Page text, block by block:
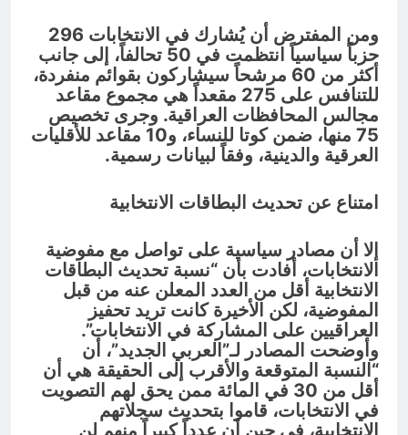
ومن المفترض أن يُشارك في الانتخابات 296
حزباً سياسياً انتظمت في 50 تحالفاً، إلى جانب
أكثر من 60 مرشحاً سيشاركون بقوائم منفردة،
للتنافس على 275 مقعداً هي مجموع مقاعد
مجالس المحافظات العراقية. وجرى تخصيص
75 منها، ضمن كوتا للنساء، و10 مقاعد للأقليات
العرقية والدينية، وفقاً لبيانات رسمية.
امتناع عن تحديث البطاقات الانتخابية
إلا أن مصادر سياسية على تواصل مع مفوضية
الانتخابات، أفادت بأن “نسبة تحديث البطاقات
الانتخابية أقل من العدد المعلن عنه من قبل
المفوضية، لكن الأخيرة كانت تريد تحفيز
العراقيين على المشاركة في الانتخابات”.
وأوضحت المصادر لـ”العربي الجديد”، أن
“النسبة المتوقعة والأقرب إلى الحقيقة هي أن
أقل من 30 في المائة ممن يحق لهم التصويت
في الانتخابات، قاموا بتحديث سجلاتهم
الانتخابية، في حين أن عدداً كبيراً منهم لن